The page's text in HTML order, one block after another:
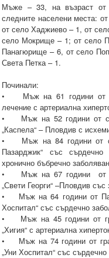
Мъже – 33, на възраст от
следните населени места:
от село Хаджиево – 1, от
село Мокрище – 1; от село
Панагюрище – 6, от село
Света Петка – 1.
Починали:
• Мъж на 61 години от
лечение с артериална
• Мъж на 52 години от
„Каспела“ – Пловдив с
• Мъж на 84 години от
Пазарджик“ със сърдечно
хронично бъбречно
• Мъж на 67 години от
„Свети Георги“ –Пловдив
• Мъж на 64 години от
Хоспитал“ със сърдечно
• Мъж на 45 години от
„Хигия“ с артериална
• Мъж на 74 години от
„Уни Хоспитал“ със